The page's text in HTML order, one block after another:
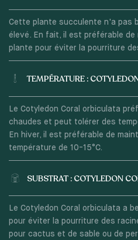
Cette plante succulente n'a pas
élevé. En fait, il est préférable
plante pour éviter la pourriture
TEMPÉRATURE :
Le Cotyledon Coral orbiculata
chaudes et peut tolérer des
En hiver, il est préférable de
température de 10-15°C.
SUBSTRAT : COTYLEDON
Le Cotyledon Coral orbiculata a
pour éviter la pourriture des
pour cactus et de sable ou de